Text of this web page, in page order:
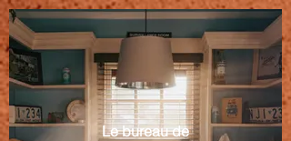
Le bureau de